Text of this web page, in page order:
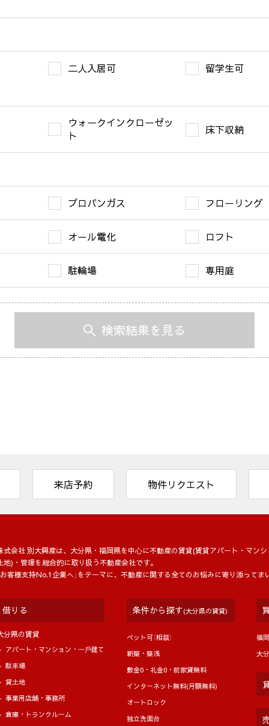
二人入居可 留学生可
ウォークインクローゼッ
ト
床下収納
プロパンガス フローリング
オール電化 ロフト
駐輪場 専用庭
検索結果を見る
来店予約 物件リクエスト
式会社 別大興産は、大分県・福岡県を中⼼に不動産の賃貸(賃貸アパート・マン
地)・管理を総合的に取り扱う不動産会社です。
お客様支持No.1企業へ」をテーマに、不動産に関する全てのお悩みに寄り添ってま
借りる
分県の賃貸
アパート・マンション・⼀⼾建て
駐⾞場
貸土地
事業用店舗・事務所
倉庫・トランクルーム
条件から探す(大分県の賃貸)
ペット可（相談）
新築・築浅
敷金0・礼金0・前家賃無料
インターネット無料(月額無料)
オートロック
独立洗面台
福
大